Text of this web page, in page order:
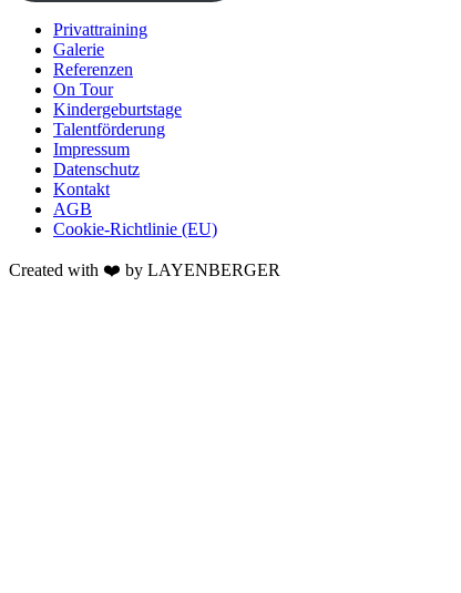
Privattraining
Galerie
Referenzen
On Tour
Kindergeburtstage
Talentförderung
Impressum
Datenschutz
Kontakt
AGB
Cookie-Richtlinie (EU)
Created with ❤️ by LAYENBERGER